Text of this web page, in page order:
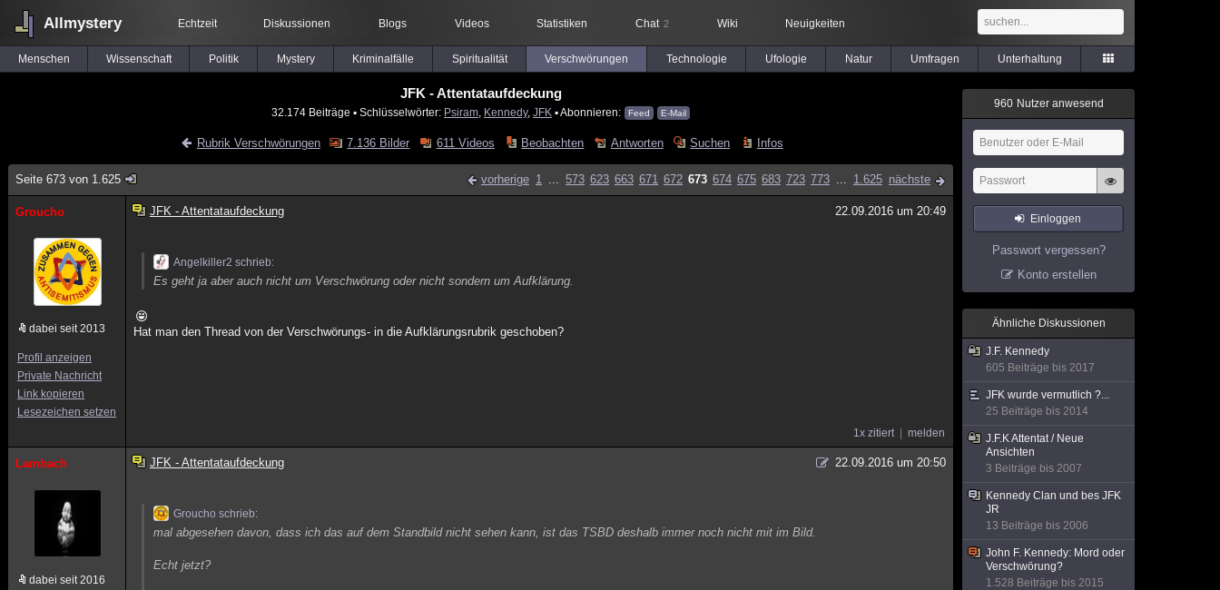
Allmystery Echtzeit Diskussionen Blogs Videos Statistiken Chat 2 Wiki Neuigkeiten
Menschen Wissenschaft Politik Mystery Kriminalfälle Spiritualität Verschwörungen Technologie Ufologie Natur Umfragen Unterhaltung
JFK - Attentataufdeckung
32.174 Beiträge ▪ Schlüsselwörter: Psiram Kennedy, JFK ▪ Abonnieren: Feed E-Mail
Rubrik Verschwörungen 7.136 Bilder 611 Videos Beobachten Antworten Suchen Infos
Seite 673 von 1.625 vorherige 1 ... 573 623 663 671 672 673 674 675 683 723 773 ... 1.625 nächste
Groucho
dabei seit 2013
Profil anzeigen
Private Nachricht
Link kopieren
Lesezeichen setzen
JFK - Attentataufdeckung 22.09.2016 um 20:49
Angelkiller2 schrieb:
Es geht ja aber auch nicht um Verschwörung oder nicht sondern um Aufklärung.
Hat man den Thread von der Verschwörungs- in die Aufklärungsrubrik geschoben?
1x zitiert melden
Lambach
dabei seit 2016
JFK - Attentataufdeckung 22.09.2016 um 20:50
Groucho schrieb:
mal abgesehen davon, dass ich das auf dem Standbild nicht sehen kann, ist das TSBD deshalb immer noch nicht mit im Bild.
Echt jetzt?
960 Nutzer anwesend
Einloggen
Passwort vergessen?
Konto erstellen
Ähnliche Diskussionen
J.F. Kennedy
605 Beiträge bis 2017
JFK wurde vermutlich ?...
25 Beiträge bis 2014
J.F.K Attentat / Neue
Ansichten
3 Beiträge bis 2007
Kennedy Clan und bes JFK
JR
13 Beiträge bis 2006
John F. Kennedy: Mord oder
Verschwörung?
1.528 Beiträge bis 2015